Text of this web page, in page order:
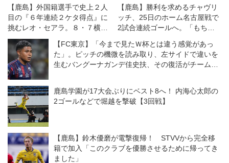
【鹿島】外国籍選手で史上２人
目の『６年連続２ケタ得点』に
挑むレオ・セアラ。８・７横浜
ＦＭとの開幕戦は「王者である
自分たちの力を示す機会」と意
気込む
【鹿島】勝利を求めるチャヴリ
ッチ、25日のホーム名古屋戦で
2試合連続ゴールへ。「もちろ
【FC東京】「今まで見たＷ杯とは違う感覚があっ
た」。ピッチの機微を読み取り、左サイドで違いを
生むバングーナガンデ佳史扶、その復活がチームを
鹿島学園が17大会ぶりにベスト8へ！ 内海心太郎の
2ゴールなどで堀越を撃破【3回戦】
【鹿島】鈴木優磨が電撃復帰！ STVVから完全移
籍で加入「このクラブを優勝させるために帰ってき
ました」